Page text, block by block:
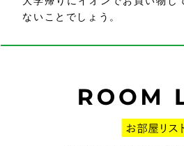
ないことでしょう。